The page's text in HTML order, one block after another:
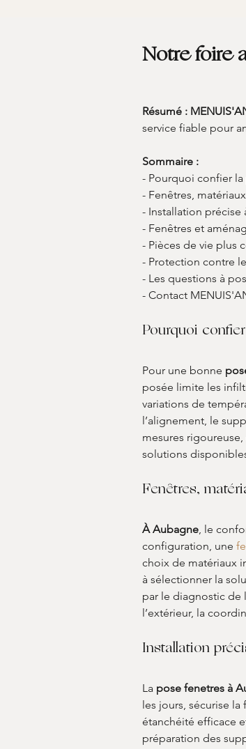
Notre foire
Résumé :
service fiable pour
Sommaire :
- Pourquoi confier
- Fenêtres,
- Installation
- Fenêtres et
- Pièces de vie plus
- Protection contre
- Les questions à
- Contact
Pourquoi
Pour une bonne
posée limite les
variations de
l’alignement, le
mesures
solutions
Fenêtres,
À Aubagne, le
configuration, une
choix de matériaux
à sélectionner la
par le diagnostic de
l’extérieur, la
Installation
La pose fenetres à
les jours, sécurise
étanchéité efficace
préparation des